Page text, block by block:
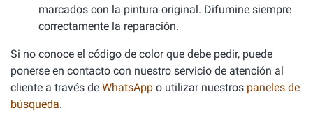
marcados con la pintura original. Difumine siempre
correctamente la reparación.
Si no conoce el código de color que debe pedir, puede
ponerse en contacto con nuestro servicio de atención al
cliente a través de WhatsApp o utilizar nuestros paneles de
búsqueda.